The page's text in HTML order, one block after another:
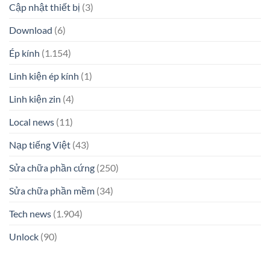
Cập nhật thiết bị (3)
Download (6)
Ép kính (1.154)
Linh kiện ép kính (1)
Linh kiện zin (4)
Local news (11)
Nạp tiếng Việt (43)
Sửa chữa phần cứng (250)
Sửa chữa phần mềm (34)
Tech news (1.904)
Unlock (90)